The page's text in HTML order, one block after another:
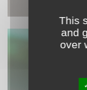
This
and
over